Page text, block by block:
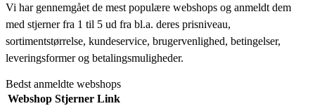
Vi har gennemgået de mest populære webshops og anmeldt dem
med stjerner fra 1 til 5 ud fra bl.a. deres prisniveau,
sortimentstørrelse, kundeservice, brugervenlighed, betingelser,
leveringsformer og betalingsmuligheder.
Bedst anmeldte webshops
Webshop Stjerner Link